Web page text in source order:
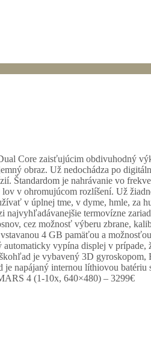
Core zaisťujúcim obdivuhodný
obraz. Už nedochádza po
je nahrávanie vo
v ohromujúcom rozlíšení. Už
v úplnej tme, v dyme, hmle, za
najvyhľadávanejšie termovízne
cez možnosť výberu zbrane,
4 GB pamäťou a
vypína displej v
je vybavený 3D
je napájaný internou líthiovou
4 (1-10x, 640×480) – 3299€